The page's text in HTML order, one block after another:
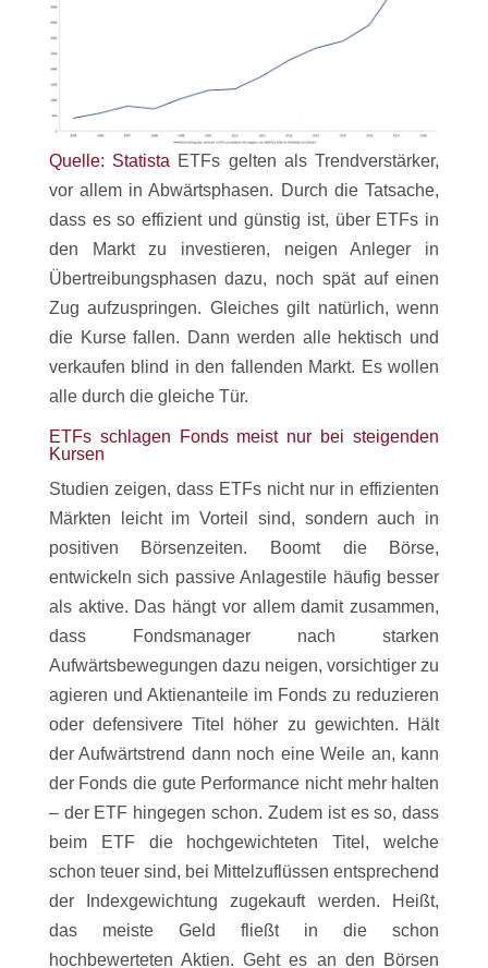
Quelle: Statista ETFs gelten als Trendverstärker,
vor allem in Abwärtsphasen. Durch die Tatsache,
dass es so effizient und günstig ist, über ETFs in
den Markt zu investieren, neigen Anleger in
Übertreibungsphasen dazu, noch spät auf einen
Zug aufzuspringen. Gleiches gilt natürlich, wenn
die Kurse fallen. Dann werden alle hektisch und
verkaufen blind in den fallenden Markt. Es wollen
alle durch die gleiche Tür.
ETFs schlagen Fonds meist nur bei steigenden
Kursen
Studien zeigen, dass ETFs nicht nur in effizienten
Märkten leicht im Vorteil sind, sondern auch in
positiven Börsenzeiten. Boomt die Börse,
entwickeln sich passive Anlagestile häufig besser
als aktive. Das hängt vor allem damit zusammen,
dass Fondsmanager nach starken
Aufwärtsbewegungen dazu neigen, vorsichtiger zu
agieren und Aktienanteile im Fonds zu reduzieren
oder defensivere Titel höher zu gewichten. Hält
der Aufwärtstrend dann noch eine Weile an, kann
der Fonds die gute Performance nicht mehr halten
– der ETF hingegen schon. Zudem ist es so, dass
beim ETF die hochgewichteten Titel, welche
schon teuer sind, bei Mittelzuflüssen entsprechend
der Indexgewichtung zugekauft werden. Heißt,
das meiste Geld fließt in die schon
hochbewerteten Aktien. Geht es an den Börsen